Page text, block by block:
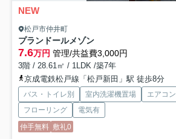
NEW
松戸市仲井町
プランドールメゾン
7.6万円 管理/共益費3,000円
3階 / 28.61㎡ / 1LDK /築7年
京成電鉄松戸線「松戸新田」駅 徒歩8分
バス・トイレ別 室内洗濯機置場 エアコン
フローリング
電気有
仲手無料 敷礼0